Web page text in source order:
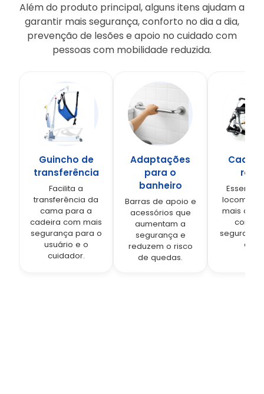
Além do produto principal, alguns itens ajudam a
garantir mais segurança, conforto no dia a dia,
prevenção de lesões e apoio no cuidado com
pessoas com mobilidade reduzida.
Guincho de
transferência
Facilita a
transferência da
cama para a
cadeira com mais
segurança para o
usuário e o
cuidador.
Adaptações
para o
banheiro
Barras de apoio e
acessórios que
aumentam a
segurança e
reduzem o risco
de quedas.
mais
a